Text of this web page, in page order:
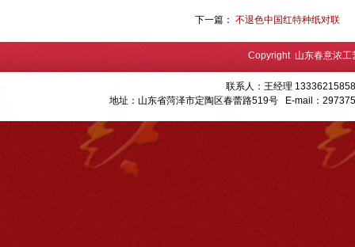
下一篇： 不退色中国红特种纸对联
Copyright 山东春意浓
联系人：王经理
地址：山东省菏泽市定陶区春蕾路519号 E-mail：